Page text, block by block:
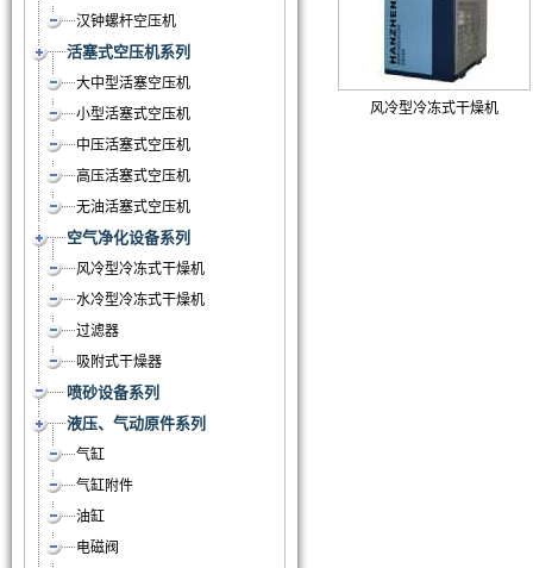
汉钟螺杆空压机
活塞式空压机系列
大中型活塞空压机
小型活塞式空压机
中压活塞式空压机
高压活塞式空压机
无油活塞式空压机
空气净化设备系列
风冷型冷冻式干燥机
水冷型冷冻式干燥机
过滤器
吸附式干燥器
喷砂设备系列
液压、气动原件系列
气缸
气缸附件
油缸
电磁阀
风冷型冷冻式干燥机